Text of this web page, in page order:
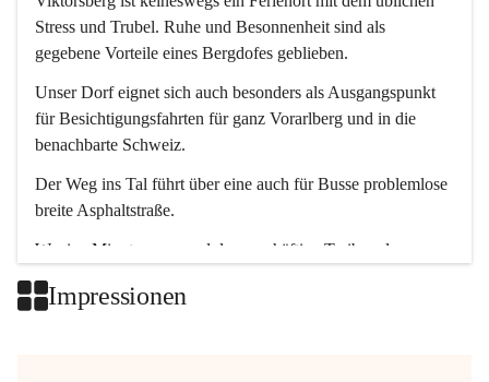
Stress und Trubel. Ruhe und Besonnenheit sind als
gegebene Vorteile eines Bergdofes geblieben.
Unser Dorf eignet sich auch besonders als Ausgangspunkt
für Besichtigungsfahrten für ganz Vorarlberg und in die
benachbarte Schweiz.
Der Weg ins Tal führt über eine auch für Busse problemlose
breite Asphaltstraße.
Wenige Minuten nur, und das geschäftige Treiben der
Impressionen